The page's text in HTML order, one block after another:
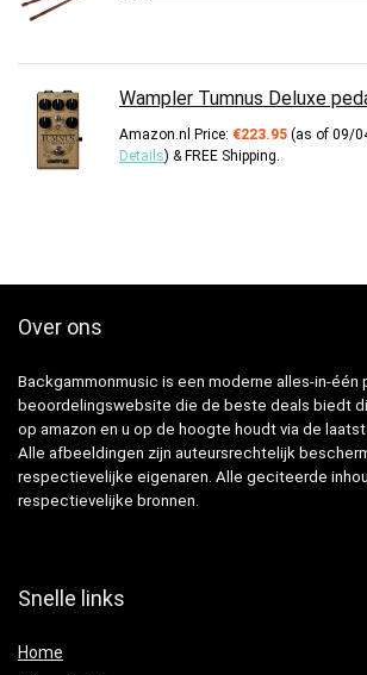
Wampler Tumnus Deluxe
Amazon.nl Price: €223.95 (as of 09/
Details) & FREE Shipping.
Over ons
Backgammonmusic is een moderne alles-in-één
beoordelingswebsite die de beste deals biedt
op amazon en u op de hoogte houdt via de
Alle afbeeldingen zijn auteursrechtelijk
respectievelijke eigenaren. Alle geciteerde
respectievelijke bronnen.
Snelle links
Home